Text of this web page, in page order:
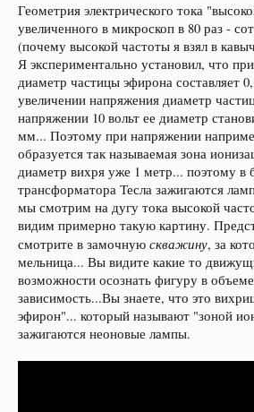
Геометрия электрического тока
увеличенного в микроскоп в 80 раз -
(почему высокой частоты я взял в
Я экспериментально установил, что
диаметр частицы эфирона составляет
увеличении напряжения диаметр
напряжении 10 вольт ее диаметр
мм... Поэтому при напряжении
образуется так называемая зона
диаметр вихря уже 1 метр... поэтому в
трансформатора Тесла зажигаются
мы смотрим на дугу тока высокой
видим примерно такую картину.
смотрите в замочную скважину, за
мельница... Вы видите какие то
возможности осознать фигуру в
зависимость...Вы знаете, что это
эфирон"... который называют "зоной
зажигаются неоновые лампы.